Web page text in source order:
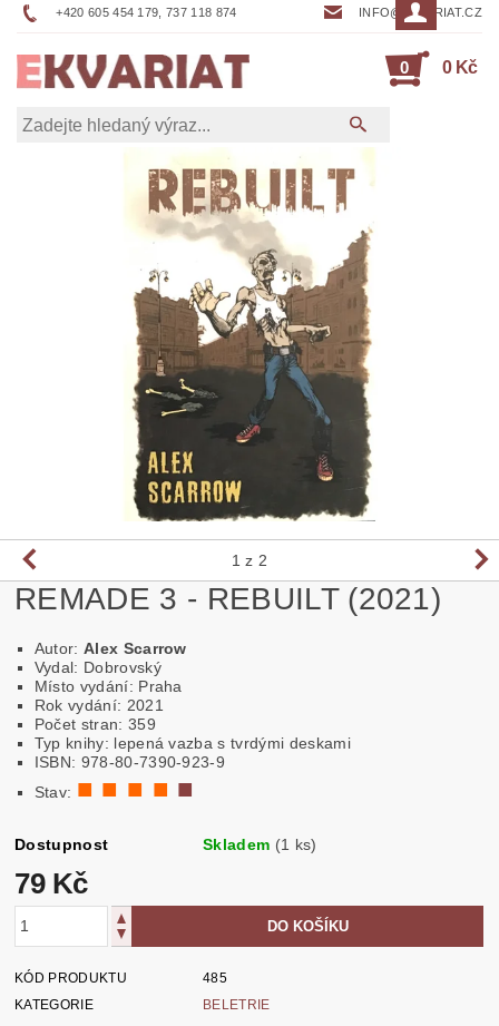
+420 605 454 179, 737 118 874 INFO@EKVARIAT.CZ
0 0 Kč
1 z 2
REMADE 3 - REBUILT (2021)
Autor: Alex Scarrow
Vydal: Dobrovský
Místo vydání: Praha
Rok vydání: 2021
Počet stran: 359
Typ knihy: lepená vazba s tvrdými deskami
ISBN: 978-80-7390-923-9
Stav: ■ ■ ■ ■ ■
Dostupnost Skladem (1 ks)
79 Kč
KÓD PRODUKTU
485
KATEGORIE
BELETRIE